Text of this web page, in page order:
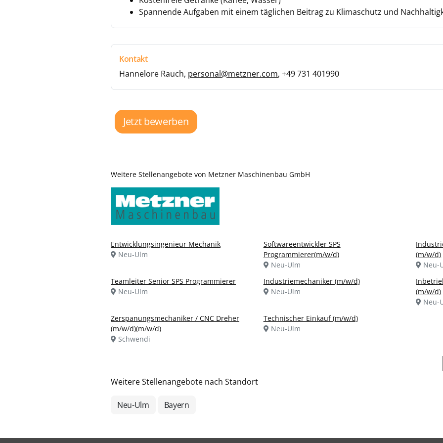
Spannende Aufgaben mit einem täglichen Beitrag zu Klimaschutz und
Kontakt
Hannelore Rauch, personal@metzner.com, +49 731 401990
Jetzt bewerben
Weitere Stellenangebote von Metzner Maschinenbau GmbH
Entwicklungsingenieur Mechanik
Neu-Ulm
Softwareentwickler SPS
Programmierer(m/w/d)
Neu-Ulm
(m/w/d)
Neu-
Teamleiter Senior SPS Programmierer
Neu-Ulm
Industriemechaniker (m/w/d)
Neu-Ulm
(m/w/d)
Neu-
Zerspanungsmechaniker / CNC Dreher
(m/w/d)(m/w/d)
Schwendi
Technischer Einkauf (m/w/d)
Neu-Ulm
Weitere Stellenangebote nach Standort
Neu-Ulm Bayern